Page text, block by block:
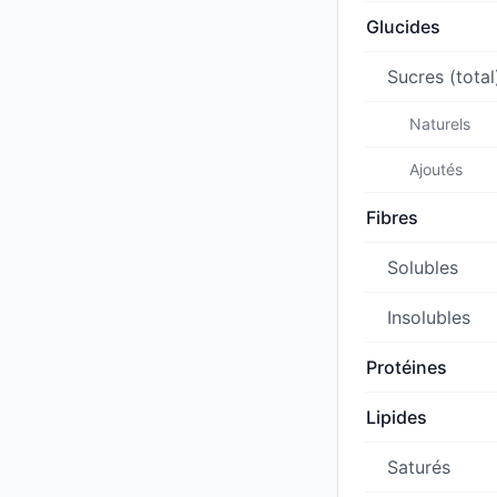
Glucides
Sucres
Naturels
Ajoutés
Fibres
Solubles
Insolubles
Protéines
Lipides
Saturés